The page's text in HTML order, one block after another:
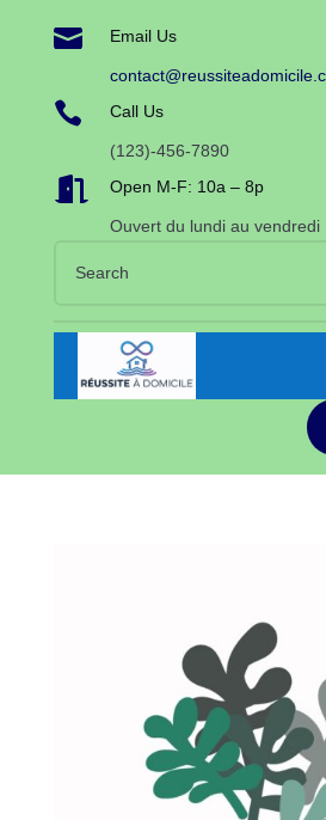
 Email Us
 Call Us
(123)-456-7890
 Open M-F: 10a – 8p
Ouvert du lundi au vendredi